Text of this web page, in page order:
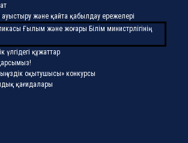
және қайта қабылдау ережелері
Ғылым және жоғары Білім министрлігінің
үлгідегі құжаттар
үздік оқытушысы» конкурсы
қағидалары